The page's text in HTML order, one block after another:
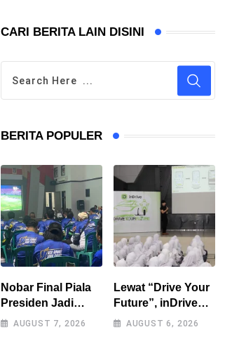
CARI BERITA LAIN DISINI
BERITA POPULER
Nobar Final Piala
Presiden Jadi
Momen
AUGUST 7, 2026
Lewat “Drive Your
Future”, inDrive
Dorong Generasi
AUGUST 6, 2026